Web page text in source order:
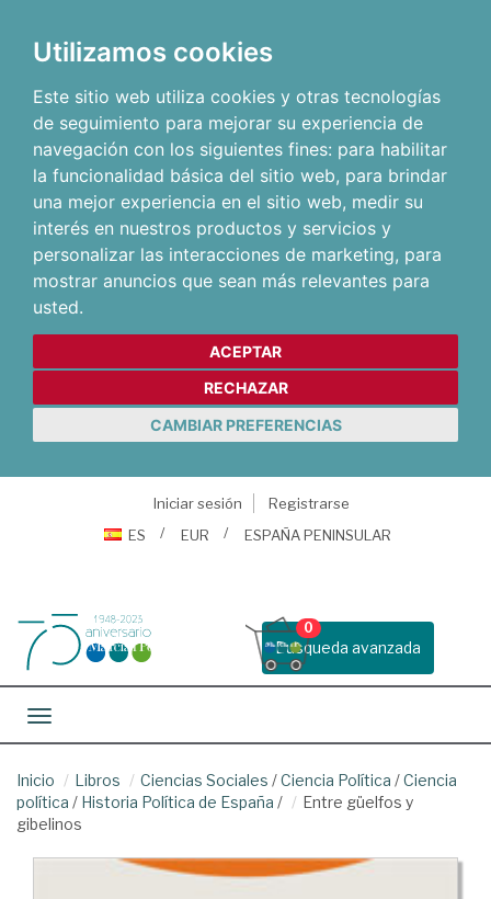
Utilizamos cookies
Este sitio web utiliza cookies y otras tecnologías
de seguimiento para mejorar su experiencia de
navegación con los siguientes fines: para habilitar
la funcionalidad básica del sitio web, para brindar
una mejor experiencia en el sitio web, medir su
interés en nuestros productos y servicios y
personalizar las interacciones de marketing, para
mostrar anuncios que sean más relevantes para
usted.
ACEPTAR
RECHAZAR
CAMBIAR PREFERENCIAS
Iniciar sesión
Registrarse
ES
EUR ESPAÑA PENINSULAR
Busqueda avanzada
0
Toggle navigation
Inicio Libros Ciencias Sociales /Ciencia Política /Ciencia
política / Historia Política de España /
Entre güelfos y
gibelinos